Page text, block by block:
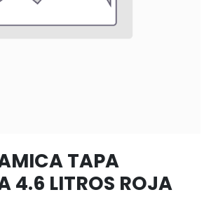
TAPA
4.6 LITROS ROJA